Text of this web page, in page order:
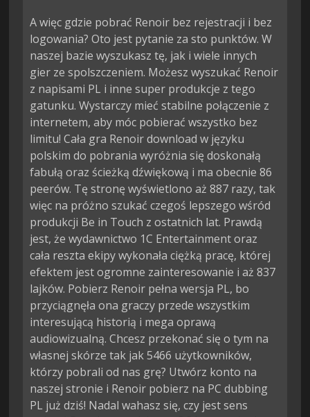
A więc gdzie pobrać Renoir bez rejestracji i bez
logowania? Oto jest pytanie za sto punktów. W
naszej bazie wyszukasz tę, jak i wiele innych
gier ze spolszczeniem. Możesz wyszukać Renoir
z napisami PL i inne super produkcje z tego
gatunku. Wystarczy mieć stabilne połączenie z
internetem, aby móc pobierać wszystko bez
limitu! Cała gra Renoir download w języku
polskim do pobrania wyróżnia się doskonałą
fabułą oraz ścieżką dźwiękową i ma obecnie 86
peerów. Tę stronę wyświetlono aż 887 razy, tak
więc na próżno szukać czegoś lepszego wśród
produkcji Be in Touch z ostatnich lat. Prawdą
jest, że wydawnictwo 1C Entertainment oraz
cała reszta ekipy wykonała ciężką pracę, której
efektem jest ogromne zainteresowanie i aż 837
lajków. Pobierz Renoir pełna wersja PL, bo
przyciągnęła ona graczy przede wszystkim
interesującą historią i mega oprawą
audiowizualną. Chcesz przekonać się o tym na
własnej skórze tak jak 5466 użytkowników,
którzy pobrali od nas grę? Utwórz konto na
naszej stronie i Renoir pobierz na PC dubbing
PL już dziś! Nadal wahasz się, czy jest sens